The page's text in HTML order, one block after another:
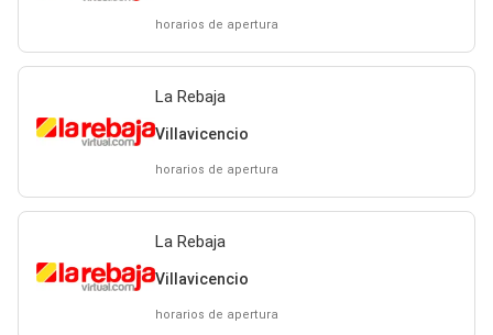
horarios de apertura
La Rebaja
Villavicencio
horarios de apertura
La Rebaja
Villavicencio
horarios de apertura